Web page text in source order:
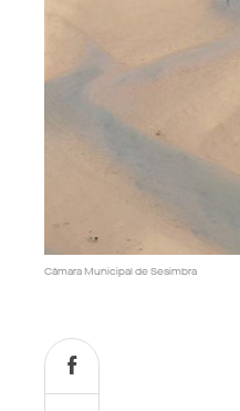
Câmara Municipal de Sesimbra